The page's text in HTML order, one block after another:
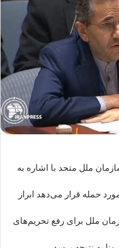
ملل متحد با اشاره به
حمله قرار می‌دهد ابراز
ملل برای رفع تحریم‌های